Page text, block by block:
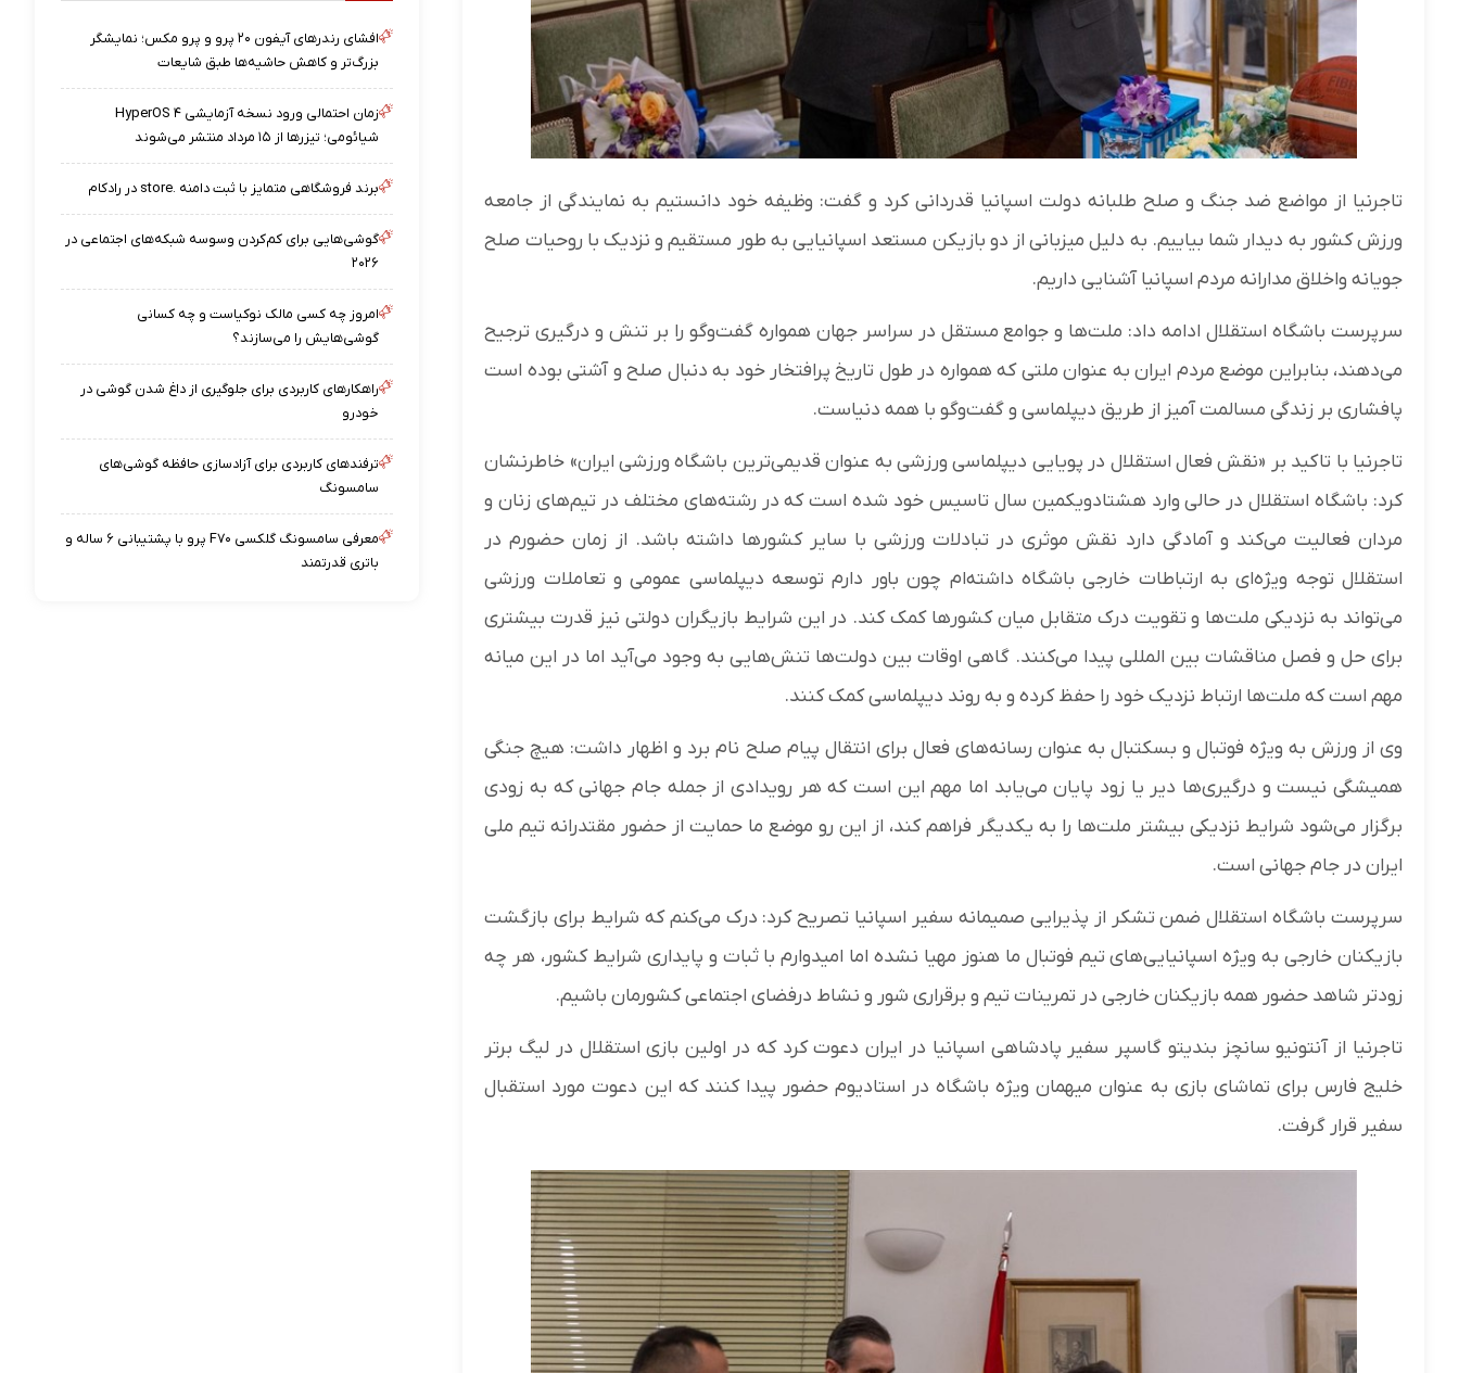
تاجرنیا از مواضع ضد جنگ و صلح طلبانه دولت اسپانیا قدردانی کرد و گفت: وظیفه خود دانستیم به نمایندگی از جامعه
ورزش کشور به دیدار شما بیاییم. به دلیل میزبانی از دو بازیکن مستعد اسپانیایی به طور مستقیم و نزدیک با روحیات صلح
جویانه واخلاق مدارانه مردم اسپانیا آشنایی داریم.
سرپرست باشگاه استقلال ادامه داد: ملت‌ها و جوامع مستقل در سراسر جهان همواره گفت‌وگو را بر تنش و درگیری ترجیح
می‌دهند، بنابراین موضع مردم ایران به عنوان ملتی که همواره در طول تاریخ پرافتخار خود به دنبال صلح و آشتی بوده است
پافشاری بر زندگی مسالمت آمیز از طریق دیپلماسی و گفت‌و‌گو با همه دنیاست.
تاجرنیا با تاکید بر «نقش فعال استقلال در پویایی دیپلماسی ورزشی به عنوان قدیمی‌ترین باشگاه ورزشی ایران» خاطرنشان
کرد: باشگاه استقلال در حالی وارد هشتاد‌ویکمین سال تاسیس خود شده است که در رشته‌های مختلف در تیم‌های زنان و
مردان فعالیت می‌کند و آمادگی دارد نقش موثری در تبادلات ورزشی با سایر کشورها داشته باشد. از زمان حضورم در
استقلال توجه ویژه‌ای به ارتباطات خارجی باشگاه داشته‌ام چون باور دارم توسعه دیپلماسی عمومی و تعاملات ورزشی
می‌تواند به نزدیکی ملت‌ها و تقویت درک متقابل میان کشورها کمک کند. در این شرایط بازیگران دولتی نیز قدرت بیشتری
برای حل و فصل مناقشات بین المللی پیدا می‌کنند. گاهی اوقات بین دولت‌ها تنش‌هایی به وجود می‌آید اما در این میانه
مهم است که ملت‌ها ارتباط نزدیک خود را حفظ کرده و به روند دیپلماسی کمک کنند.
وی از ورزش به ویژه فوتبال و بسکتبال به عنوان رسانه‌های فعال برای انتقال پیام صلح نام برد و اظهار داشت: هیچ جنگی
همیشگی نیست و درگیری‌ها دیر یا زود پایان می‌یابد اما مهم این است که هر رویدادی از جمله جام جهانی که به زودی
برگزار می‌شود شرایط نزدیکی بیشتر ملت‌ها را به یکدیگر فراهم کند، از این رو موضع ما حمایت از حضور مقتدرانه تیم ملی
ایران در جام جهانی است.
سرپرست باشگاه استقلال ضمن تشکر از پذیرایی صمیمانه سفیر اسپانیا تصریح کرد: درک می‌کنم که شرایط برای بازگشت
بازیکنان خارجی به ویژه اسپانیایی‌های تیم فوتبال ما هنوز مهیا نشده اما امیدوارم با ثبات و پایداری شرایط کشور، هر چه
زودتر شاهد حضور همه بازیکنان خارجی در تمرینات تیم و برقراری شور و نشاط درفضای اجتماعی کشورمان باشیم.
تاجرنیا از آنتونیو سانچز بندیتو گاسپر سفیر پادشاهی اسپانیا در ایران دعوت کرد که در اولین بازی استقلال در لیگ برتر
خلیج فارس برای تماشای بازی به عنوان میهمان ویژه باشگاه در استادیوم حضور پیدا کنند که این دعوت مورد استقبال
سفیر قرار گرفت.
افشای رندرهای آیفون ۲۰ پرو و پرو مکس؛ نمایشگر
بزرگ‌تر و کاهش حاشیه‌ها طبق شایعات
زمان احتمالی ورود نسخه آزمایشی HyperOS ۴
شیائومی؛ تیزرها از ۱۵ مرداد منتشر می‌شوند
برند فروشگاهی متمایز با ثبت دامنه .store در رادکام
گوشی‌هایی برای کم‌کردن وسوسه شبکه‌های اجتماعی در
۲۰۲۶
امروز چه کسی مالک نوکیاست و چه کسانی
گوشی‌هایش را می‌سازند؟
راهکارهای کاربردی برای جلوگیری از داغ شدن گوشی در
خودرو
ترفندهای کاربردی برای آزادسازی حافظه گوشی‌های
سامسونگ
معرفی سامسونگ گلکسی F۷۰ پرو با پشتیبانی ۶ ساله و
باتری قدرتمند